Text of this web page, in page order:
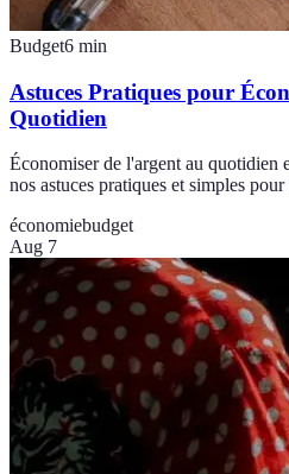
Budget6 min
Astuces Pratiques pour
Quotidien
Économiser de l'argent au quotidien
nos astuces pratiques et simples
économiebudget
Aug 7